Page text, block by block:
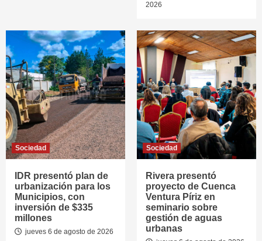
2026
Sociedad
IDR presentó plan de
urbanización para los
Municipios, con
inversión de $335
millones
jueves 6 de agosto de 2026
Sociedad
Rivera presentó
proyecto de Cuenca
Ventura Píriz en
seminario sobre
gestión de aguas
urbanas